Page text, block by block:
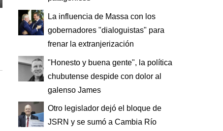
La influencia de Massa con los
gobernadores "dialoguistas" para
frenar la extranjerización
"Honesto y buena gente", la política
chubutense despide con dolor al
galenso James
Otro legislador dejó el bloque de
JSRN y se sumó a Cambia Río